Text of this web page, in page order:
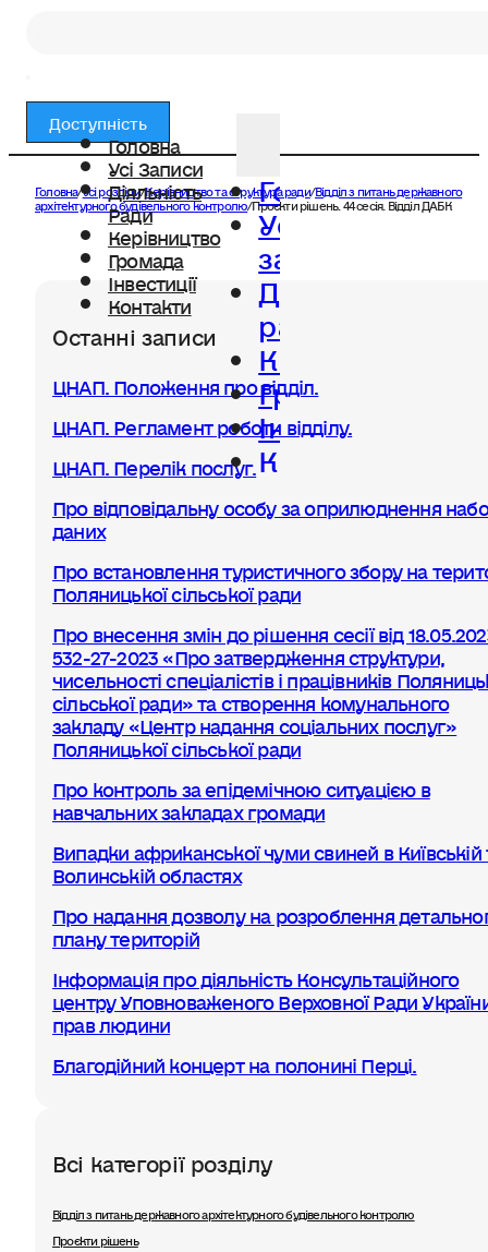
Головна
Усі Записи
Діяльність
Ради
Керівництво
Громада
Інвестиції
Контакти
Головна
Усі
записи
Діяльність
ради
Керівництво
Громада
Інвестиції
Контакти
Доступність
Головна/Усі розділи/Керівництво та структура ради/Відділ з питань державного
архітектурного будівельного контролю/Проєкти рішень. 44 сесія. Відділ ДАБК
Останні записи
ЦНАП. Положення про відділ.
ЦНАП. Регламент роботи відділу.
ЦНАП. Перелік послуг.
Про відповідальну особу за оприлюднення
даних
Про встановлення туристичного збору на
Поляницької сільської ради
Про внесення змін до рішення сесії від
532-27-2023 «Про затвердження структури,
чисельності спеціалістів і працівників
сільської ради» та створення комунального
закладу «Центр надання соціальних послуг»
Поляницької сільської ради
Про контроль за епідемічною ситуацією в
навчальних закладах громади
Випадки африканської чуми свиней в Київській
Волинській областях
Про надання дозволу на розроблення
плану територій
Інформація про діяльність Консультаційного
центру Уповноваженого Верховної Ради
прав людини
Благодійний концерт на полонині Перці.
Всі категорії розділу
Відділ з питань державного архітектурного будівельного контролю
Проєкти рішень